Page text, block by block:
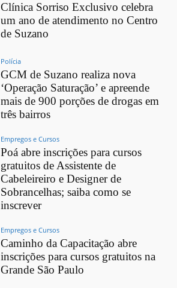
Clínica Sorriso Exclusivo celebra
um ano de atendimento no Centro
de Suzano
Polícia
GCM de Suzano realiza nova
‘Operação Saturação’ e apreende
mais de 900 porções de drogas em
três bairros
Empregos e Cursos
Poá abre inscrições para cursos
gratuitos de Assistente de
Cabeleireiro e Designer de
Sobrancelhas; saiba como se
inscrever
Empregos e Cursos
Caminho da Capacitação abre
inscrições para cursos gratuitos na
Grande São Paulo